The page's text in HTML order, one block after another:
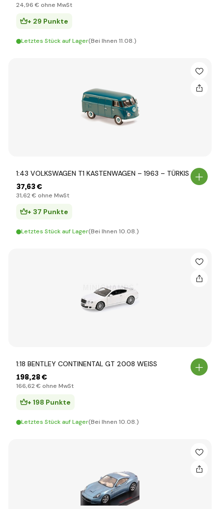
24,96 € ohne MwSt
+ 29 Punkte
Letztes Stück auf Lager(Bei Ihnen 11.08.)
1:43 VOLKSWAGEN T1 KASTENWAGEN – 1963 – TÜRKIS
37,63 €
31,62 € ohne MwSt
+ 37 Punkte
Letztes Stück auf Lager(Bei Ihnen 10.08.)
1:18 BENTLEY CONTINENTAL GT 2008 WEISS
198,28 €
166,62 € ohne MwSt
+ 198 Punkte
Letztes Stück auf Lager(Bei Ihnen 10.08.)